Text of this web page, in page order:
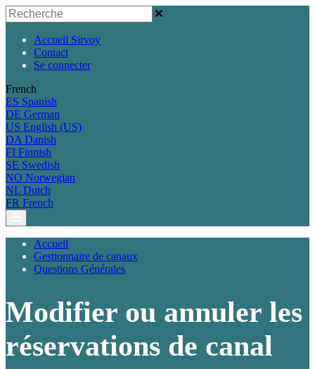
Accueil Sirvoy
Contact
Se connecter
French
ES Spanish
DE German
US English (US)
DA Danish
FI Finnish
SE Swedish
NO Norwegian
NL Dutch
FR French
Accueil
Gestionnaire de canaux
Questions Générales
Modifier ou annuler les
réservations de canal